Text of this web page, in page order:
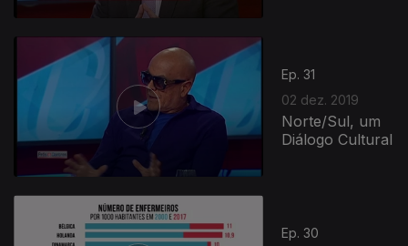
Ep. 31
02 dez. 2019
Norte/Sul, um
Diálogo Cultural
Ep. 30